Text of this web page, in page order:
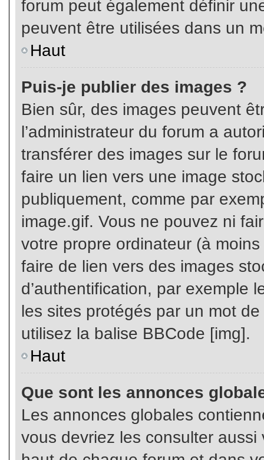
forum peut également définir
peuvent être utilisées dans un
Haut
Puis-je publier des images ?
Bien sûr, des images peuvent
l’administrateur du forum a
transférer des images sur le
faire un lien vers une image
publiquement, comme par
image.gif. Vous ne pouvez ni
votre propre ordinateur (à
faire de lien vers des images
d’authentification, par exemple
les sites protégés par un mot
utilisez la balise BBCode [img].
Haut
Que sont les annonces
Les annonces globales
vous devriez les consulter